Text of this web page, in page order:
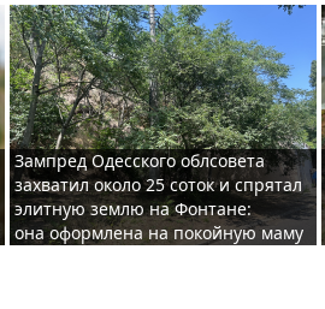
Зампред Одесского облсовета
захватил около 25 соток и спрятал
элитную землю на Фонтане:
она оформлена на покойную маму